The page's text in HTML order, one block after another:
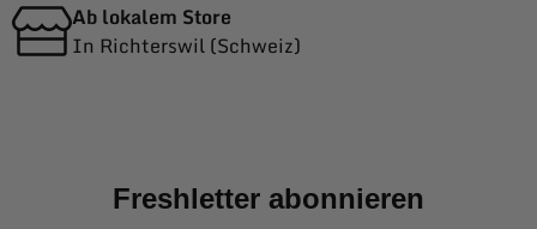
Ab lokalem Store
In Richterswil (Schweiz)
Freshletter abonnieren